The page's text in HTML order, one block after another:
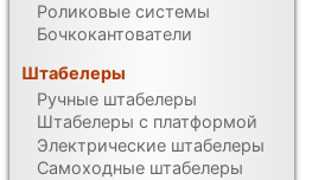
Роликовые системы
Бочкокантователи
Штабелеры
Ручные штабелеры
Штабелеры с платформой
Электрические штабелеры
Самоходные штабелеры